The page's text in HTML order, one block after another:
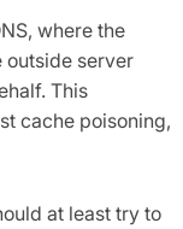
where the
outside server
This
cache poisoning,
at least try to